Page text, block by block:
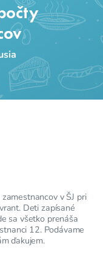
v ŠJ pri
Deti zapísané
sa všetko prenáša
12. Podávame
ďakujem.